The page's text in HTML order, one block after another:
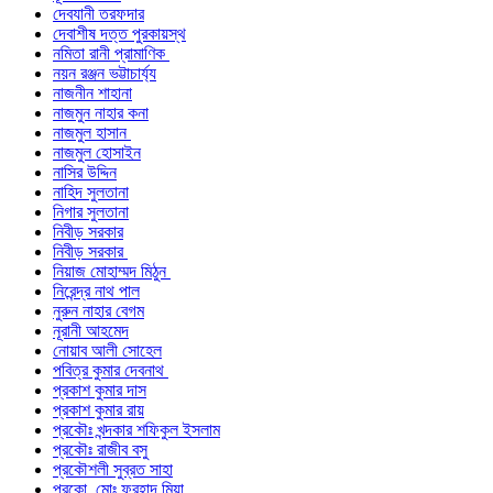
দেবযানী তরফদার
দেবাশীষ দত্ত পুরকায়স্থ
নমিতা রানী প্রামাণিক
নয়ন রঞ্জন ভট্টাচার্য্য
নাজনীন শাহানা
নাজমুন নাহার কনা
নাজমুল হাসান
নাজমুল হোসাইন
নাসির উদ্দিন
নাহিদ সুলতানা
নিগার সুলতানা
নিবীড় সরকার
নিবীড় সরকার
নিয়াজ মোহাম্মদ মিঠুন
নিরেন্দ্র নাথ পাল
নুরুন নাহার বেগম
নূরানী আহমেদ
নোয়াব আলী সোহেল
পবিত্র কুমার দেবনাথ
প্রকাশ কুমার দাস
প্রকাশ কুমার রায়
প্রকৌঃ খন্দকার শফিকুল ইসলাম
প্রকৌঃ রাজীব বসু
প্রকৌশলী সুব্রত সাহা
প্রকো. মোঃ ফরহাদ মিয়া